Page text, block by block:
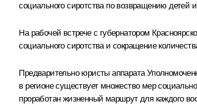
социального сиротства по возвращению детей
На рабочей встрече с губернатором
социального сиротства и сокращение
Предварительно юристы аппарата
в регионе существует множество мер
проработан жизненный маршрут для каждого